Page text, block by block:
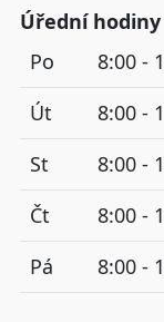
Úřední hodiny
Po
8:00 -
Út
8:00 -
St
8:00 -
Čt
8:00 -
Pá
8:00 -